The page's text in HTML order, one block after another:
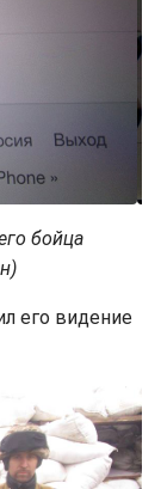
бойца
его видение